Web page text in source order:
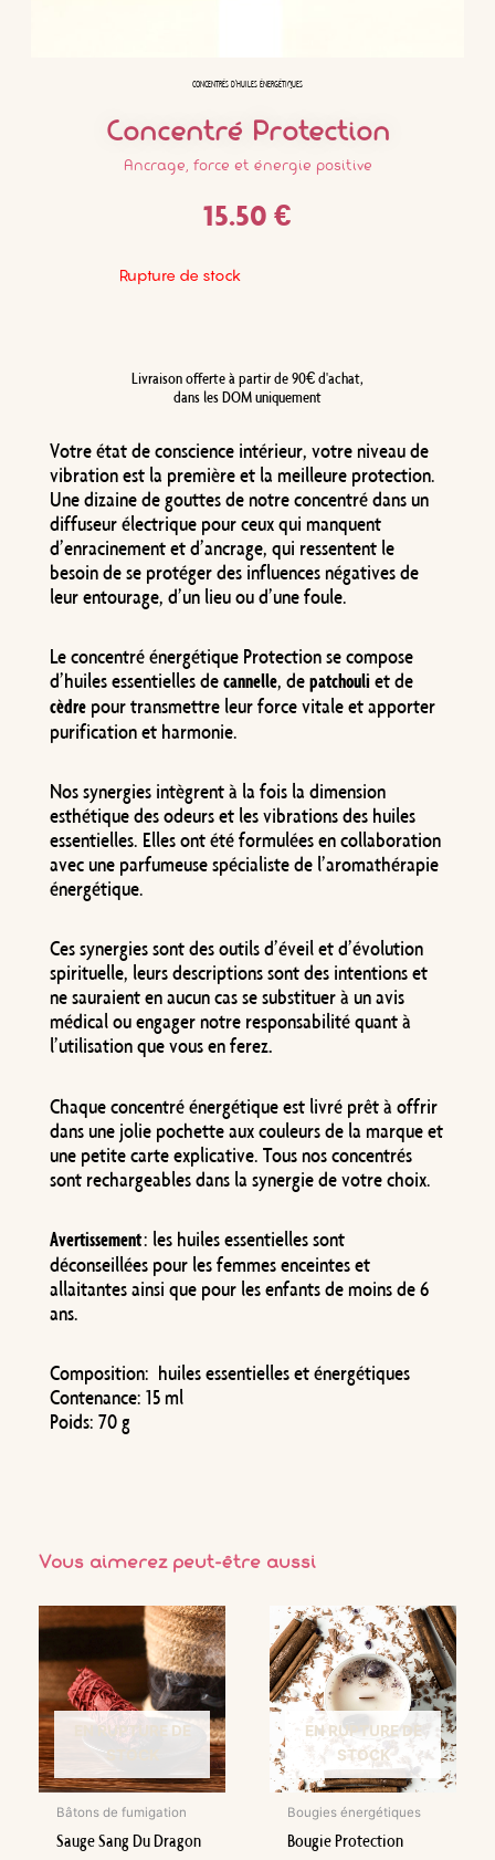
CONCENTRÉS D'HUILES ÉNERGÉTIQUES
Concentré Protection
Ancrage, force et énergie positive
15.50€
Rupture de stock
Livraison offerte à partir de 90€ d'achat,
dans les DOM uniquement
Votre état de conscience intérieur, votre niveau de
vibration est la première et la meilleure protection.
Une dizaine de gouttes de notre concentré dans un
diffuseur électrique pour ceux qui manquent
d’enracinement et d’ancrage, qui ressentent le
besoin de se protéger des influences négatives de
leur entourage, d’un lieu ou d’une foule.
Le concentré énergétique Protection se compose
d’huiles essentielles decannelle, depatchouliet de
cèdre pour transmettre leur force vitale et apporter
purification et harmonie.
Nos synergies intègrent à la fois la dimension
esthétique des odeurs et les vibrations des huiles
essentielles. Elles ont été formulées en collaboration
avec une parfumeuse spécialiste de l’aromathérapie
énergétique.
Ces synergies sont des outils d’éveil et d’évolution
spirituelle, leurs descriptions sont des intentions et
ne sauraient en aucun cas se substituer à un avis
médical ou engager notre responsabilité quant à
l’utilisation que vous en ferez.
Chaque concentré énergétique est livré prêt à offrir
dans une jolie pochette aux couleurs de la marque et
une petite carte explicative. Tous nos concentrés
sont rechargeables dans la synergie de votre choix.
Avertissement: les huiles essentielles sont
déconseillées pour les femmes enceintes et
allaitantes ainsi que pour les enfants de moins de 6
ans.
Composition: huiles essentielles et énergétiques
Contenance: 15 ml
Poids: 70 g
Vous aimerez peut-être aussi
EN RUPTURE DE
STOCK
Bâtons de fumigation
Sauge Sang Du Dragon
EN RUPTURE DE
STOCK
Bougies énergétiques
Bougie Protection